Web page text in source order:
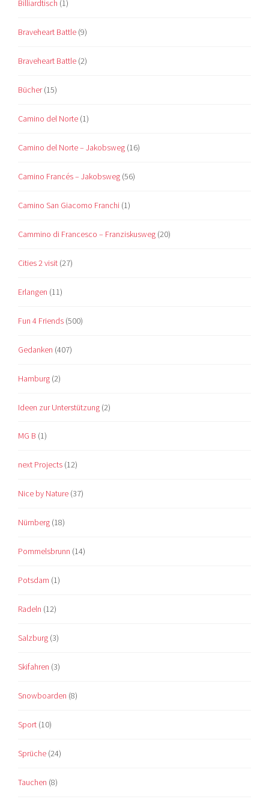
Billiardtisch (1)
Braveheart Battle (9)
Braveheart Battle (2)
Bücher(15)
Camino del Norte (1)
Camino del Norte – Jakobsweg (16)
Camino Francés – Jakobsweg (56)
Camino San Giacomo Franchi (1)
Cammino di Francesco – Franziskusweg (20)
Cities 2 visit (27)
Erlangen (11)
Fun 4 Friends (500)
Gedanken (407)
Hamburg (2)
Ideen zur Unterstützung (2)
MG B (1)
next Projects (12)
Nice by Nature (37)
Nürnberg (18)
Pommelsbrunn (14)
Potsdam (1)
Radeln (12)
Salzburg (3)
Skifahren (3)
Snowboarden (8)
Sport (10)
Sprüche (24)
Tauchen (8)